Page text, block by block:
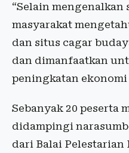
“Selain
masyarakat
dan situs cagar
dan dimanfaatkan
peningkatan
Sebanyak 20 peserta
didampingi
dari Balai Pelestarian